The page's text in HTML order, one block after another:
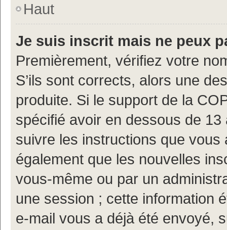
Haut
Je suis inscrit mais ne peux
Premièrement, vérifiez votre
S’ils sont corrects, alors une
produite. Si le support de la
spécifié avoir en dessous de
suivre les instructions que
également que les nouvelles
vous-même ou par un
une session ; cette information
e-mail vous a déjà été envoyé,